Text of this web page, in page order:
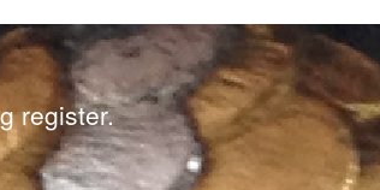
register.